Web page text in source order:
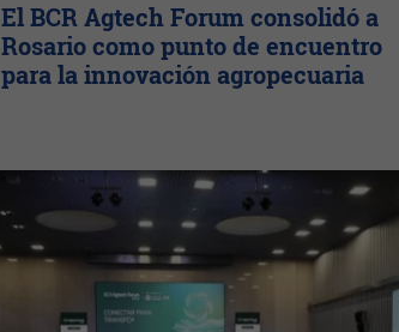
El BCR Agtech Forum consolidó a
Rosario como punto de encuentro
para la innovación agropecuaria